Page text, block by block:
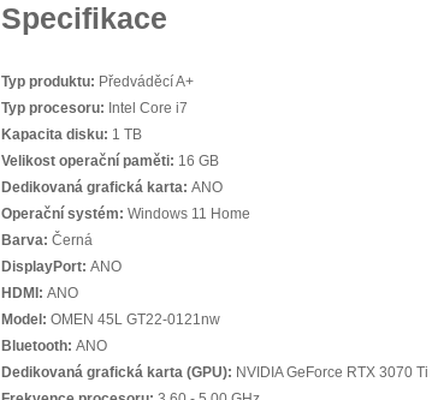
Specifikace
Typ produktu: Předváděcí A+
Typ procesoru: Intel Core i7
Kapacita disku: 1 TB
Velikost operační paměti: 16 GB
Dedikovaná grafická karta: ANO
Operační systém: Windows 11 Home
Barva: Černá
DisplayPort: ANO
HDMI: ANO
Model: OMEN 45L GT22-0121nw
Bluetooth: ANO
Dedikovaná grafická karta (GPU): NVIDIA GeForce RTX 3070 Ti